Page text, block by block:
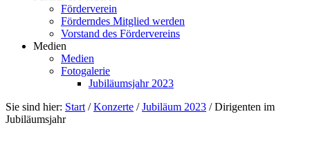
Förderverein
Förderndes Mitglied werden
Vorstand des Fördervereins
Medien
Medien
Fotogalerie
Jubiläumsjahr 2023
Sie sind hier: Start /Konzerte /Jubiläum 2023 /Dirigenten im
Jubiläumsjahr